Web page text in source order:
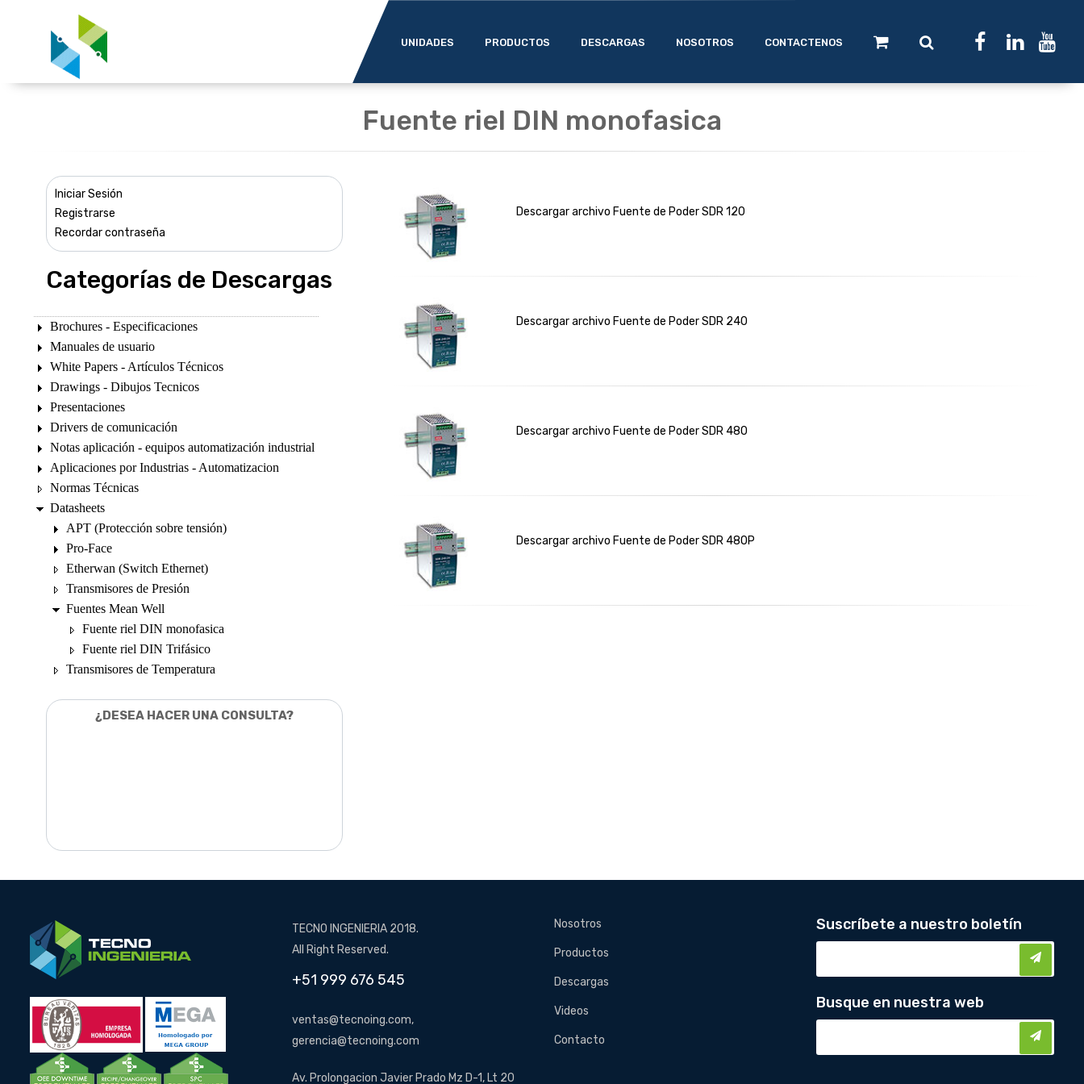
UNIDADES PRODUCTOS DESCARGAS NOSOTROS CONTACTENOS
Fuente riel DIN monofasica
Iniciar Sesión
Registrarse
Recordar contraseña
Categorías de Descargas
Brochures - Especificaciones
Manuales de usuario
White Papers - Artículos Técnicos
Drawings - Dibujos Tecnicos
Presentaciones
Drivers de comunicación
Notas aplicación - equipos automatización industrial
Aplicaciones por Industrias - Automatizacion
Normas Técnicas
Datasheets
APT (Protección sobre tensión)
Pro-Face
Etherwan (Switch Ethernet)
Transmisores de Presión
Fuentes Mean Well
Fuente riel DIN monofasica
Fuente riel DIN Trifásico
Transmisores de Temperatura
¿DESEA HACER UNA CONSULTA?
Descargar archivo Fuente de Poder SDR 120
Descargar archivo Fuente de Poder SDR 240
Descargar archivo Fuente de Poder SDR 480
Descargar archivo Fuente de Poder SDR 480P
TECNO INGENIERIA 2018.
All Right Reserved.
+51 999 676 545
ventas@tecnoing.com,
gerencia@tecnoing.com
Av. Prolongacion Javier Prado Mz D-1, Lt 20
Nosotros
Productos
Descargas
Videos
Contacto
Suscríbete a nuestro boletín
Busque en nuestra web